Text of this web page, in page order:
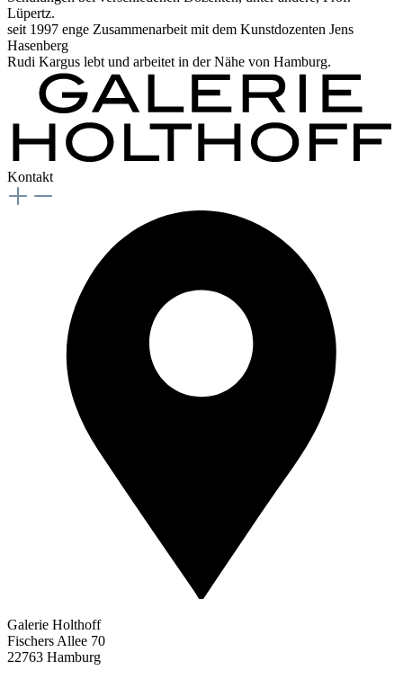
Lüpertz.
seit 1997 enge Zusammenarbeit mit dem Kunstdozenten Jens
Hasenberg
Rudi Kargus lebt und arbeitet in der Nähe von Hamburg.
Kontakt
Galerie Holthoff
Fischers Allee 70
22763 Hamburg